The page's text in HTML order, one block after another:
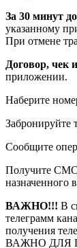
За 30 минут
указанному
При отмене
Договор, чек
приложении.
Наберите
Забронируйте
Сообщите
Получите СМС
назначенного
ВАЖНО!!! В
телеграмм
получения
ВАЖНО ДЛЯ